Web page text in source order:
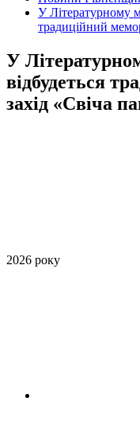
У Літературному
традиційний
У
відбудеться
захід «Свіча
2026 року